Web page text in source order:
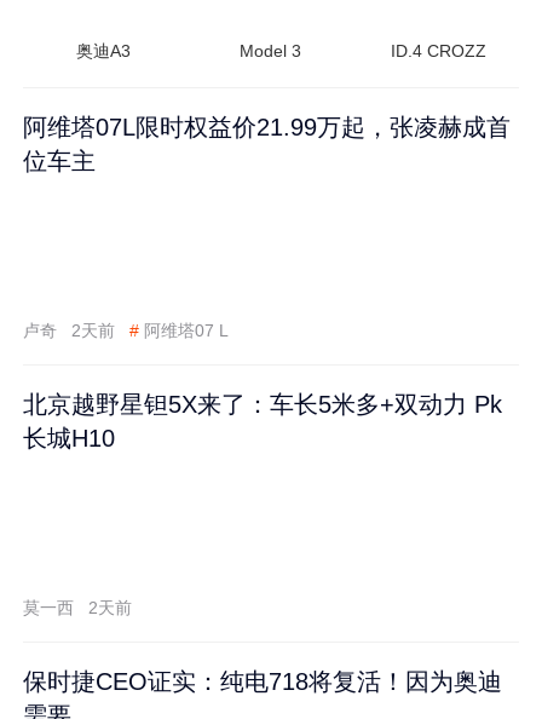
奥迪A3 Model 3 ID.4 CROZZ
阿维塔07L限时权益价21.99万起，张凌赫成首
位车主
卢奇 2天前 # 阿维塔07 L
北京越野星钽5X来了：车长5米多+双动力 Pk
长城H10
莫一西 2天前
保时捷CEO证实：纯电718将复活！因为奥迪